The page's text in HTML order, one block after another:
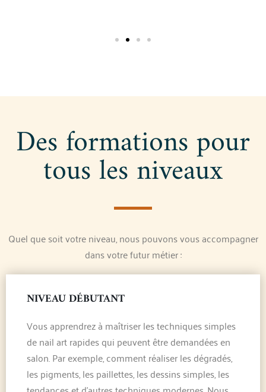
Des formations pour
tous les niveaux
Quel que soit votre niveau, nous pouvons vous accompagner
dans votre futur métier :
NIVEAU DÉBUTANT
Vous apprendrez à maîtriser les techniques simples
de nail art rapides qui peuvent être demandées en
salon. Par exemple, comment réaliser les dégradés,
les pigments, les paillettes, les dessins simples, les